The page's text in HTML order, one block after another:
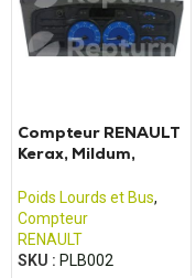
Compteur RENAULT
Kerax, Mildum,
et Irisbus
Poids Lourds et Bus,
Compteur
RENAULT
SKU : PLB002